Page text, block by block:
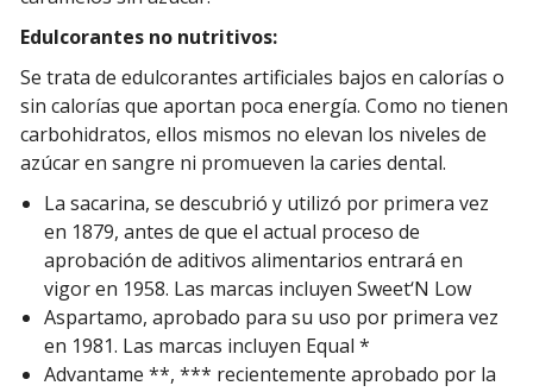
Edulcorantes no nutritivos:
Se trata de edulcorantes artificiales bajos en calorías o
sin calorías que aportan poca energía. Como no tienen
carbohidratos, ellos mismos no elevan los niveles de
azúcar en sangre ni promueven la caries dental.
La sacarina, se descubrió y utilizó por primera vez
en 1879, antes de que el actual proceso de
aprobación de aditivos alimentarios entrará en
vigor en 1958. Las marcas incluyen Sweet‘N Low
Aspartamo, aprobado para su uso por primera vez
en 1981. Las marcas incluyen Equal *
Advantame **, *** recientemente aprobado por la